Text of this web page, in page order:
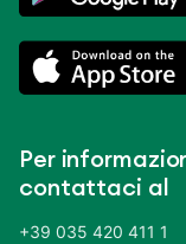
Per
contattaci al
+39 035 420 411 1